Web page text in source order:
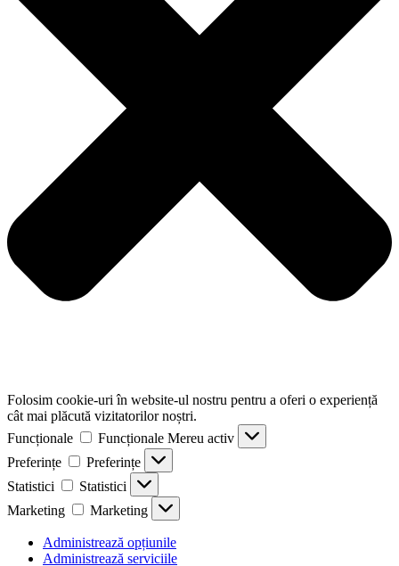
Folosim cookie-uri în website-ul nostru pentru a oferi o experiență
cât mai plăcută vizitatorilor noștri.
Funcționale
Funcționale Mereu activ
Preferințe
Preferințe
Statistici
Statistici
Marketing
Marketing
Administrează opțiunile
Administrează serviciile